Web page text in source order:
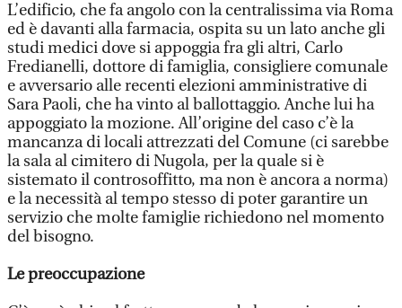
L’edificio, che fa angolo con la centralissima via Roma
ed è davanti alla farmacia, ospita su un lato anche gli
studi medici dove si appoggia fra gli altri, Carlo
Fredianelli, dottore di famiglia, consigliere comunale
e avversario alle recenti elezioni amministrative di
Sara Paoli, che ha vinto al ballottaggio. Anche lui ha
appoggiato la mozione. All’origine del caso c’è la
mancanza di locali attrezzati del Comune (ci sarebbe
la sala al cimitero di Nugola, per la quale si è
sistemato il controsoffitto, ma non è ancora a norma)
e la necessità al tempo stesso di poter garantire un
servizio che molte famiglie richiedono nel momento
del bisogno.
Le preoccupazione